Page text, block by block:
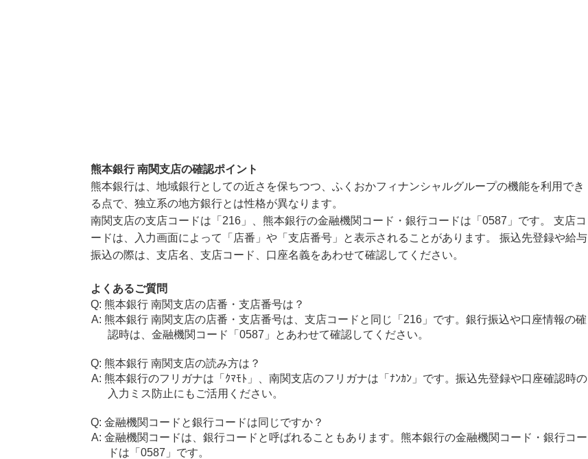
熊本銀行 南関支店の確認ポイント
熊本銀行は、地域銀行としての近さを保ちつつ、ふくおかフィナンシャルグループの機能を利用でき
る点で、独立系の地方銀行とは性格が異なります。
南関支店の支店コードは「216」、熊本銀行の金融機関コード・銀行コードは「0587」です。 支店コ
ードは、入力画面によって「店番」や「支店番号」と表示されることがあります。 振込先登録や給与
振込の際は、支店名、支店コード、口座名義をあわせて確認してください。
よくあるご質問
熊本銀行 南関支店の店番・支店番号は？
熊本銀行 南関支店の店番・支店番号は、支店コードと同じ「216」です。銀行振込や口座情報の確
認時は、金融機関コード「0587」とあわせて確認してください。
熊本銀行 南関支店の読み方は？
熊本銀行のフリガナは「ｸﾏﾓﾄ」、南関支店のフリガナは「ﾅﾝｶﾝ」です。振込先登録や口座確認時の
入力ミス防止にもご活用ください。
金融機関コードと銀行コードは同じですか？
金融機関コードは、銀行コードと呼ばれることもあります。熊本銀行の金融機関コード・銀行コー
ドは「0587」です。